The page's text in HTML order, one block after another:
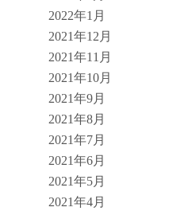
2022年1月
2021年12月
2021年11月
2021年10月
2021年9月
2021年8月
2021年7月
2021年6月
2021年5月
2021年4月